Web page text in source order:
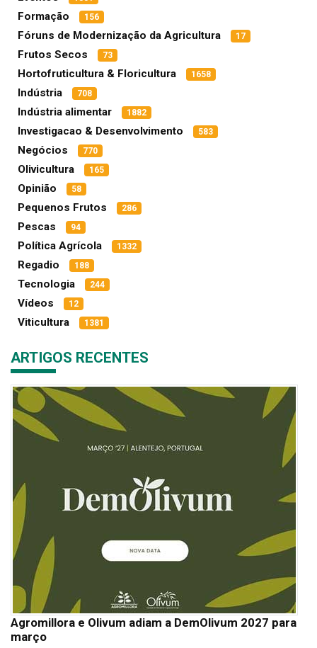
Formação 156
Fóruns de Modernização da Agricultura 17
Frutos Secos 73
Hortofruticultura & Floricultura 1658
Indústria 708
Indústria alimentar 1882
Investigacao & Desenvolvimento 583
Negócios 770
Olivicultura 165
Opinião 58
Pequenos Frutos 286
Pescas 94
Política Agrícola 1332
Regadio 188
Tecnologia 244
Vídeos 12
Viticultura 1381
ARTIGOS RECENTES
Agromillora e Olivum adiam a DemOlivum 2027 para
março